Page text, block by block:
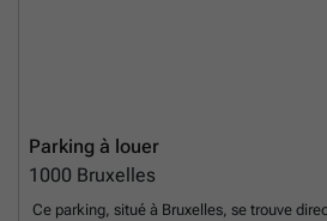
Parking à louer
1000 Bruxelles
Ce parking, situé à Bruxelles, se trouve